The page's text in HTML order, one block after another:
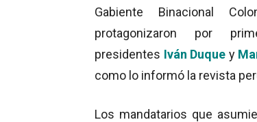
Gabiente Binacional
protagonizaron por
presidentes Iván Duque y
como lo informó la revista
Los mandatarios que